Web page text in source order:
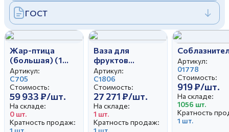
ГОСТ
Жар-птица
(большая) (1
категория)
Артикул:
С705
Стоимость:
59 933 ₽/шт.
На складе:
0 шт.
Кратность продаж:
1 шт.
Ваза для
фруктов
Негритянка (1
категория)
Артикул:
С1806
Стоимость:
27 271 ₽/шт.
На складе:
1 шт.
Кратность продаж:
1 шт.
Артикул:
01778
Стоимость:
919 ₽/шт.
На складе:
1056 шт.
Кратность
1 шт.